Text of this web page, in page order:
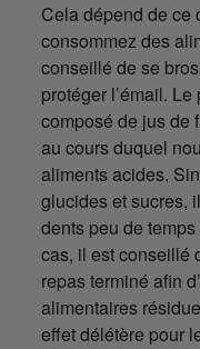
Cela dépend de ce
consommez des
conseillé de se
protéger l’émail.
composé de jus de
au cours duquel
aliments acides.
glucides et sucres,
dents peu de
cas, il est conseillé
repas terminé afin
alimentaires
effet délétère pour